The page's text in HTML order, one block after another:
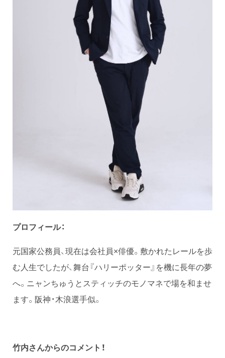
プロフィール：
元国家公務員、現在は会社員×俳優。敷かれたレールを歩
む人生でしたが、舞台『ハリーポッター』を機に長年の夢
へ。ニャンちゅうとスティッチのモノマネで場を和ませ
ます。阪神・木浪選手似。
竹内さんからのコメント！